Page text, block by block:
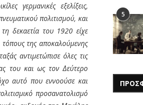
γερμανικές εξελίξεις,
πολιτισμού, και
δεκαετία του 1920 είχε
τόπους της αποκαλούμενης
αντιμετώπισε όλες τις
του και ως τον Δεύτερο
αυτό που εννοούσε και
προσανατολισμό
5